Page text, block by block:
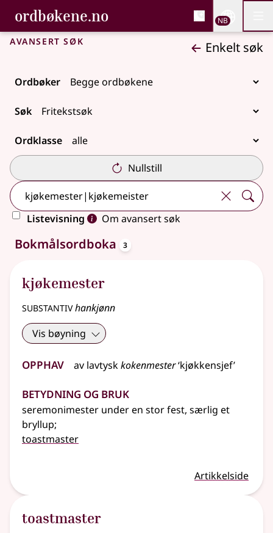
Gå til hovedinnhold
Tilgjengelighet
ordbøkene.no, Bokmålsordboka og
Bokmålsordboka og Nynorskordboka
NB
Avansert søk Enkelt søk
Ordbøker
Søk
Ordklasse
Nullstill
Listevisning
Om avansert søk
7 treff
Bokmålsordboka 3
kjøkemester
substantivhankjønn
Vis bøyning
Opphav av lavtyskkokenmester‘kjøkkensjef’
Betydning og bruk
seremonimester under en stor fest, særlig et
bryllup;
toastmaster
Artikkelside
toastmaster